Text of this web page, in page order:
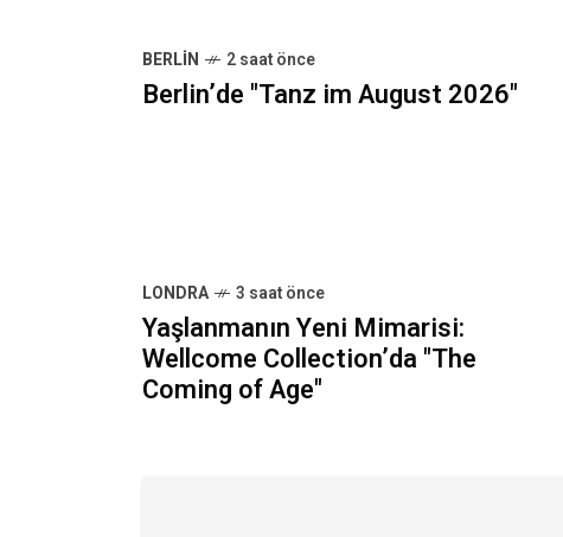
BERLIN 2 saat önce
Berlin’de "Tanz im August 2026"
LONDRA 3 saat önce
Yaşlanmanın Yeni Mimarisi:
Wellcome Collection’da "The
Coming of Age"